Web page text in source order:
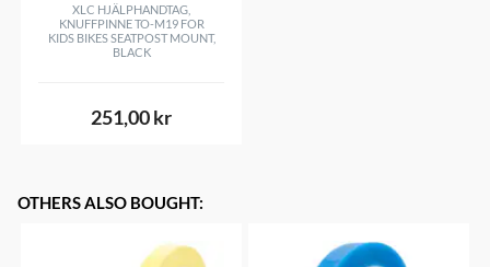
XLC HJÄLPHANDTAG,
KNUFFPINNE TO-M19 FOR
KIDS BIKES SEATPOST MOUNT,
BLACK
251,00 kr
OTHERS ALSO BOUGHT: